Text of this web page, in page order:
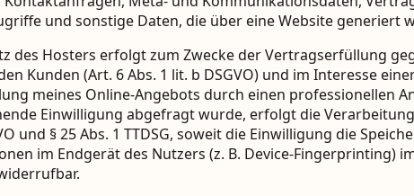
und sonstige Daten, die über eine Website generiert
des Hosters erfolgt zum Zwecke der Vertragserfüllung
Kunden (Art. 6 Abs. 1 lit. b DSGVO) und im Interesse
meines Online-Angebots durch einen professionellen
Einwilligung abgefragt wurde, erfolgt die
und § 25 Abs. 1 TTDSG, soweit die Einwilligung die
im Endgerät des Nutzers (z. B. Device-Fingerprinting)